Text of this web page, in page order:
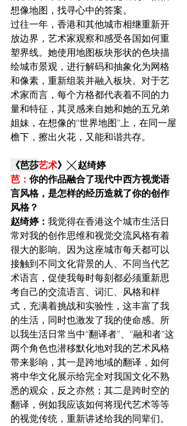
想像地图，找寻心中的答案。
过往一年，香港和其他城市相继重新开
放边界，艺术家观察和感受各国如何重
塑界线。她使用地图板块形状的色块描
绘城市景观，进行解码和抽象化为网格
和像素，重新组装并融入板块。对于艺
术家而言，每个方格都代表着不同的力
量和特征，其灵感来自她和她的五兄弟
姐妹，在想像的“世界地图”上，在同一屋
檐下，擦出火花，又能和谐共存。
《芭莎艺术》╳ 赵绮婷
芭： 你的作品融合了现代中西方视觉语
言风格，是怎样的经历造就了你的创作
风格？
赵绮婷： 我觉得在香港这个城市生活日
常对我的创作思维和视觉交流风格有着
很大的影响。因为这座城市每天都可以
接触到不同文化背景的人、不同当代艺
术语言，促使我每时每刻都必须重新思
考自己的交流语言、词汇、风格和样
式，充满着挑战和实验性，这丰富了我
的生活，同时也激发了我的使命感。所
以我生活日常当中“翻译者”、“融和者”这
两个角色也潜移默化地对我的艺术风格
带来影响，其一是跨地域的翻译，如何
将中华文化展示给完全对我国文化不熟
悉的观众，反之亦然；其二是跨时空的
翻译，例如我应该如何将现代艺术等等
的视觉传统，重新讲述给我的同辈们。